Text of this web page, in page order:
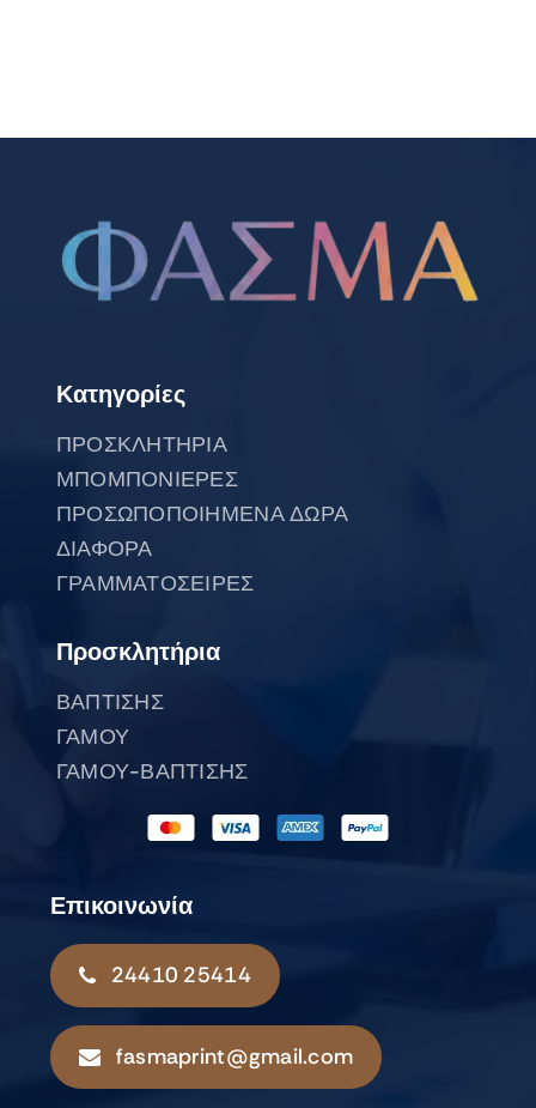
Κατηγορίες
ΠΡΟΣΚΛΗΤΗΡΙΑ
ΜΠΟΜΠΟΝΙΕΡΕΣ
ΠΡΟΣΩΠΟΠΟΙΗΜΕΝΑ ΔΩΡΑ
ΔΙΑΦΟΡΑ
ΓΡΑΜΜΑΤΟΣΕΙΡΕΣ
Προσκλητήρια
ΒΑΠΤΙΣΗΣ
ΓΑΜΟΥ
ΓΑΜΟΥ-ΒΑΠΤΙΣΗΣ
Επικοινωνία
24410 25414
fasmaprint@gmail.com